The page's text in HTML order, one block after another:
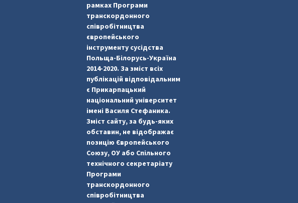
рамках Програми
транскордонного
співробітництва
європейського
інструменту сусідства
Польща-Білорусь-Україна
2014-2020. За зміст всіх
публікацій відповідальним
є Прикарпацький
національний університет
імені Василя Стефаника.
Зміст сайту, за будь-яких
обставин, не відображає
позицію Європейського
Союзу, ОУ або Спільного
технічного секретаріату
Програми
транскордонного
співробітництва